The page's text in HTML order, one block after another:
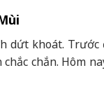
dứt khoát.
chắn. Hôm